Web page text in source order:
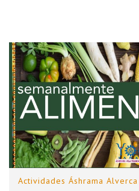
Actividades Áshrama Alverca